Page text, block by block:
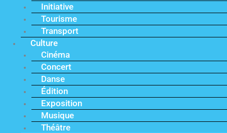
Initiative
Tourisme
Transport
Culture
Cinéma
Concert
Danse
Édition
Exposition
Musique
Théâtre